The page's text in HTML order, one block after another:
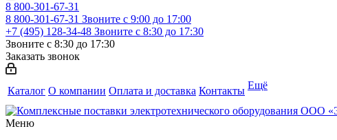
8 800-301-67-31
8 800-301-67-31 Звоните с 9:00 до 17:00
+7 (495) 128-34-48 Звоните с 8:30 до 17:30
Звоните с 8:30 до 17:30
Заказать звонок
Каталог О компании Оплата и доставка Контакты Ещё
Меню